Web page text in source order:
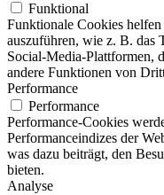
Funktional
Funktionale Cookies
auszuführen, wie z. B. das
Social-Media-Plattformen,
andere Funktionen von
Performance
Performance
Performance-Cookies
Performanceindizes der
was dazu beiträgt, den
bieten.
Analyse